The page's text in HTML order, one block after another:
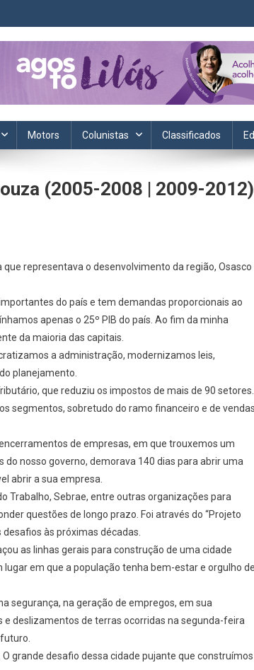
política, saúde, economia, esportes e cotidiano.
Motors Colunistas Classificados
(2005-2008 | 2009-2012)
representava o desenvolvimento da região, Osasco
do país e tem demandas proporcionais ao
apenas o 25º PIB do país. Ao fim da minha
da maioria das capitais.
a administração, modernizamos leis,
planejamento.
que reduziu os impostos de mais de 90 setores.
segmentos, sobretudo do ramo financeiro e de
de empresas, em que trouxemos um
nosso governo, demorava 140 dias para abrir uma
abrir a sua empresa.
Trabalho, Sebrae, entre outras organizações para
questões de longo prazo. Foi através do “Projeto
às próximas décadas.
as linhas gerais para construção de uma cidade
em que a população tenha bem-estar e orgulho
segurança, na geração de empregos, em sua
deslizamentos de terras ocorridas na segunda-feira
grande desafio dessa cidade pujante que